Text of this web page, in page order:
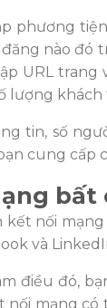
p phương ti
đăng nào đó
URL
lượng khách
tin, sốngư
cung cấp
bất
kết nối
và Linked
điều đó, b
nối mạng có